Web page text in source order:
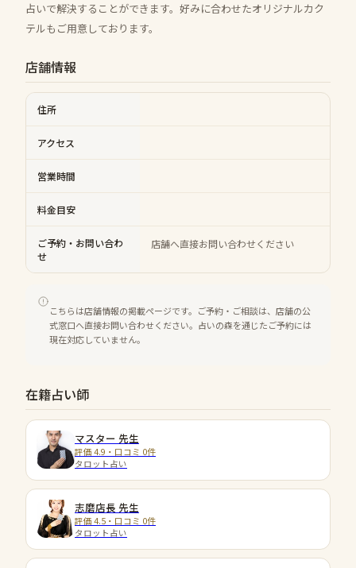
占いで解決することができます。好みに合わせたオリジナルカク
テルもご用意しております。
店舗情報
住所
アクセス
営業時間
料金目安
ご予約・お問い合わ
せ
店舗へ直接お問い合わせください
こちらは店舗情報の掲載ページです。ご予約・ご相談は、店舗の公
式窓口へ直接お問い合わせください。占いの森を通じたご予約には
現在対応していません。
在籍占い師
マスター 先生
評価 4.9・口コミ 0件
タロット占い
志磨店長 先生
評価 4.5・口コミ 0件
タロット占い